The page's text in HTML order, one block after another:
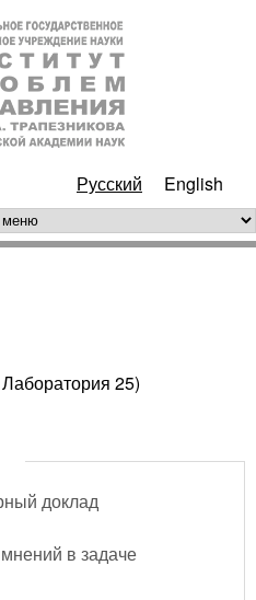
к основному
Русский English
меню
25)
доклад
в задаче